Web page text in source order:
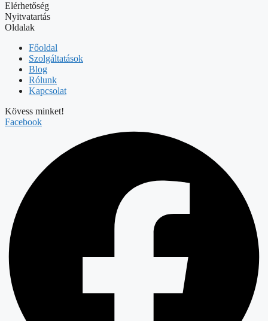
Elérhetőség
Nyitvatartás
Oldalak
Főoldal
Szolgáltatások
Blog
Rólunk
Kapcsolat
Kövess minket!
Facebook